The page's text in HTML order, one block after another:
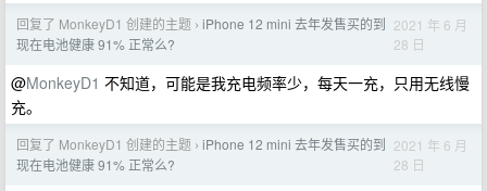
回复了 MonkeyD1 创建的主题 › iPhone 12 mini 去年发售买的到
现在电池健康 91% 正常么?
2021 年 6 月
28 日
@MonkeyD1 不知道，可能是我充电频率少，每天一充，只用无线慢
充。
回复了 MonkeyD1 创建的主题 › iPhone 12 mini 去年发售买的到
现在电池健康 91% 正常么?
2021 年 6 月
28 日